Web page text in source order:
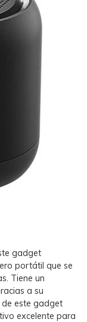
gadget
portátil que se
Tiene un
a su
este gadget
excelente para